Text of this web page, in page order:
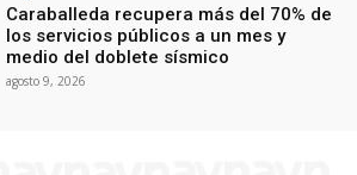
Caraballeda recupera más del 70% de
los servicios públicos a un mes y
medio del doblete sísmico
agosto 9, 2026